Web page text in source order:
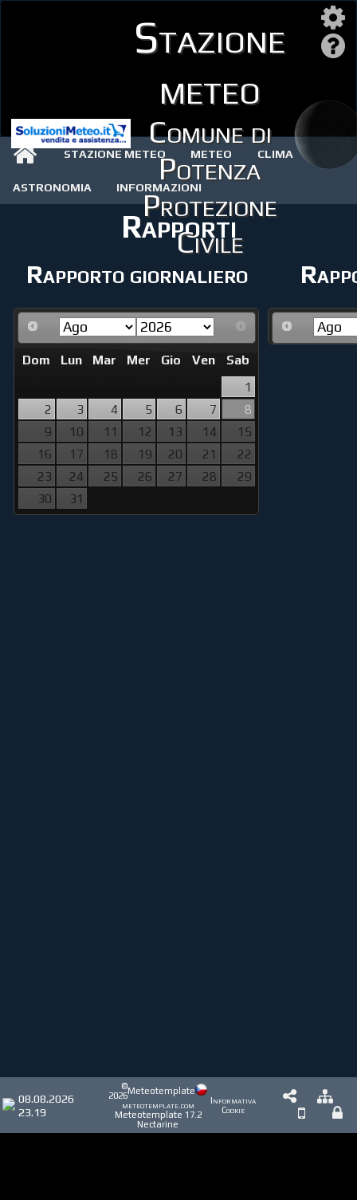
Stazione
meteo
Comune di
Potenza
Protezione
Civile
STAZIONE METEO METEO CLIMA
ASTRONOMIA INFORMAZIONI
Rapporti
Rapporto giornaliero
Dom Lun Mar Mer Gio Ven
Sab
1
2
3 4 5 6 7
8
9
10 11 12 13 14
15
16
17 18 19 20 21
22
23
24 25 26 27 28
29
30
31
08.08.2026
23.19
©
2026Meteotemplate
meteotemplate.com
Meteotemplate 17.2
Nectarine
Informativa
Cookie